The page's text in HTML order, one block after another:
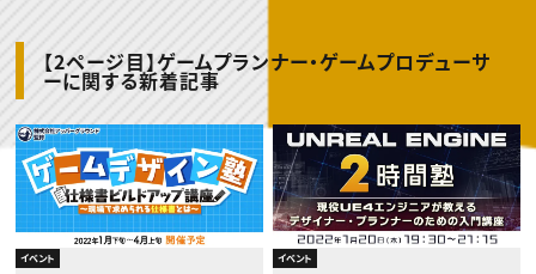
ディレクション
業界解説・キャリア事情
お役立ち基礎知識
ゲームクリエイター
映像クリエイター
マーケッター
クリエイターインタビュー
C＆R Magazine
ニュース・トレンド
ニュース・トレンド トップ
映像
ゲーム・エンタメ
広告
出版
CREATIVE VILLAGEからのお知らせ
プロフェッショナル×つながる×メディア
【2ページ目】ゲームプランナー・ゲームプロデューサ
ーに関する新着記事
イベント イベント